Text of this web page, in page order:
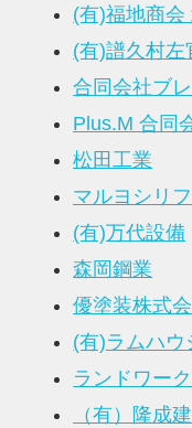
(有)福地商会
(有)譜久村左
合同会社ブ
Plus.M 合同
松田工業
マルヨシリ
(有)万代設備
森岡鋼業
優塗装株式
(有)ラムハウ
ランドワー
（有）隆成